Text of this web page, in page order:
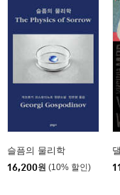
슬픔의 물리학
16,200원 (10% 할인)